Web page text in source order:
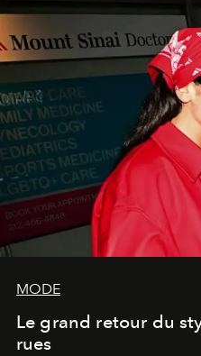
MODE
Le grand retour du
rues